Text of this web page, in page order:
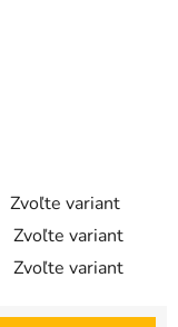
Zvoľte variant
Zvoľte variant
Zvoľte variant